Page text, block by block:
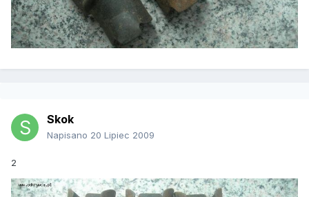
Skok
Napisano 20 Lipiec 2009
2